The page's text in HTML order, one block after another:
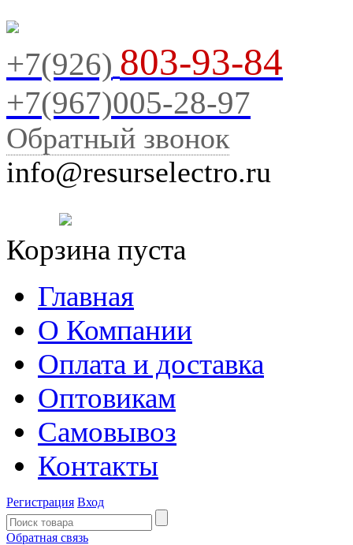
+7(926) 803-93-84
+7(967)005-28-97
Обратный звонок
info@resurselectro.ru
Корзина пуста
Главная
О Компании
Оплата и доставка
Оптовикам
Самовывоз
Контакты
Регистрация Вход
Обратная связь